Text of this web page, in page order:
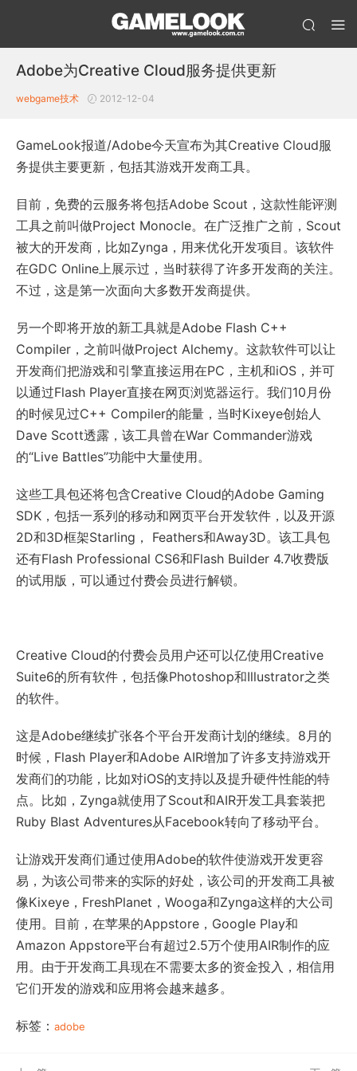
Adobe为Creative Cloud服务提供更新
webgame技术 2012-12-04
GameLook报道/Adobe今天宣布为其Creative Cloud服
务提供主要更新，包括其游戏开发商工具。
目前，免费的云服务将包括Adobe Scout，这款性能评测
工具之前叫做Project Monocle。在广泛推广之前，Scout
被大的开发商，比如Zynga，用来优化开发项目。该软件
在GDC Online上展示过，当时获得了许多开发商的关注。
不过，这是第一次面向大多数开发商提供。
另一个即将开放的新工具就是Adobe Flash C++
Compiler，之前叫做Project Alchemy。这款软件可以让
开发商们把游戏和引擎直接运用在PC，主机和iOS，并可
以通过Flash Player直接在网页浏览器运行。我们10月份
的时候见过C++ Compiler的能量，当时Kixeye创始人
Dave Scott透露，该工具曾在War Commander游戏
的“Live Battles”功能中大量使用。
这些工具包还将包含Creative Cloud的Adobe Gaming
SDK，包括一系列的移动和网页平台开发软件，以及开源
2D和3D框架Starling， Feathers和Away3D。该工具包
还有Flash Professional CS6和Flash Builder 4.7收费版
的试用版，可以通过付费会员进行解锁。
Creative Cloud的付费会员用户还可以亿使用Creative
Suite6的所有软件，包括像Photoshop和Illustrator之类
的软件。
这是Adobe继续扩张各个平台开发商计划的继续。8月的
时候，Flash Player和Adobe AIR增加了许多支持游戏开
发商们的功能，比如对iOS的支持以及提升硬件性能的特
点。比如，Zynga就使用了Scout和AIR开发工具套装把
Ruby Blast Adventures从Facebook转向了移动平台。
让游戏开发商们通过使用Adobe的软件使游戏开发更容
易，为该公司带来的实际的好处，该公司的开发商工具被
像Kixeye，FreshPlanet，Wooga和Zynga这样的大公司
使用。目前，在苹果的Appstore，Google Play和
Amazon Appstore平台有超过2.5万个使用AIR制作的应
用。由于开发商工具现在不需要太多的资金投入，相信用
它们开发的游戏和应用将会越来越多。
标签： adobe